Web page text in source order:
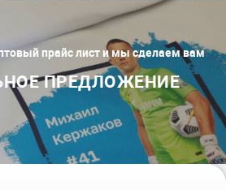
прайс лист и мы сделаем вам
ПРЕДЛОЖЕНИЕ